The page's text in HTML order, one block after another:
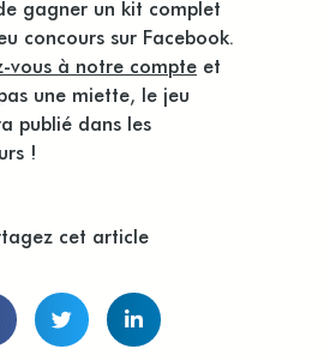
gagner un kit complet
concours sur Facebook.
vous à notre compte et
une miette, le jeu
publié dans les
!
cet article